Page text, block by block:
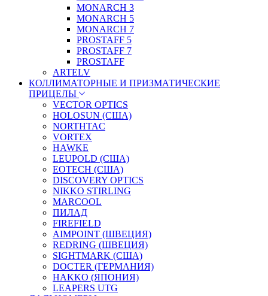
MONARCH 3
MONARCH 5
MONARCH 7
PROSTAFF 5
PROSTAFF 7
PROSTAFF
ARTELV
КОЛЛИМАТОРНЫЕ И ПРИЗМАТИЧЕСКИЕ
ПРИЦЕЛЫ
VECTOR OPTICS
HOLOSUN (США)
NORTHTAC
VORTEX
HAWKE
LEUPOLD (США)
EOTECH (США)
DISCOVERY OPTICS
NIKKO STIRLING
MARCOOL
ПИЛАД
FIREFIELD
AIMPOINT (ШВЕЦИЯ)
REDRING (ШВЕЦИЯ)
SIGHTMARK (США)
DOCTER (ГЕРМАНИЯ)
HAKKO (ЯПОНИЯ)
LEAPERS UTG